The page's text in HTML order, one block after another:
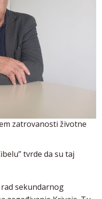
zatrovanosti životne
tvrde da su taj
sekundarnog